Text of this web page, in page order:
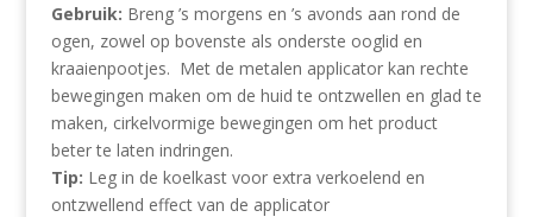
Gebruik: Breng ’s morgens en ’s avonds aan rond de
ogen, zowel op bovenste als onderste ooglid en
kraaienpootjes. Met de metalen applicator kan rechte
bewegingen maken om de huid te ontzwellen en glad te
maken, cirkelvormige bewegingen om het product
beter te laten indringen.
Tip: Leg in de koelkast voor extra verkoelend en
ontzwellend effect van de applicator